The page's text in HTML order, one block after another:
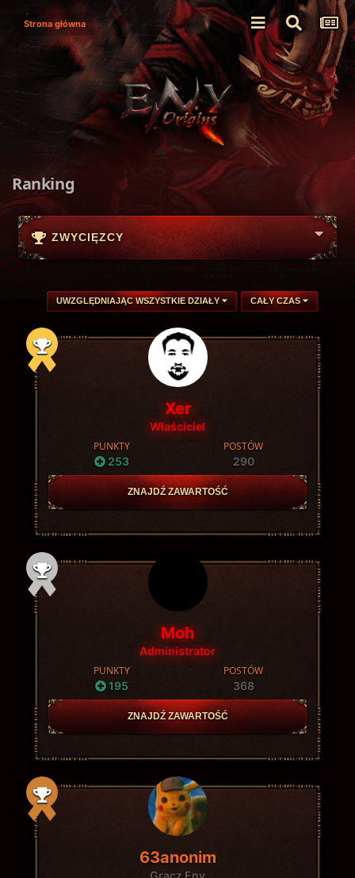
Strona główna
Ranking
ZWYCIĘZCY
UWZGLĘDNIAJĄC WSZYSTKIE DZIAŁY CAŁY CZAS
Xer
Właściciel
PUNKTY
253
POSTÓW
290
ZNAJDŹ ZAWARTOŚĆ
Moh
Administrator
PUNKTY
195
POSTÓW
368
ZNAJDŹ ZAWARTOŚĆ
63anonim
Gracz Eny